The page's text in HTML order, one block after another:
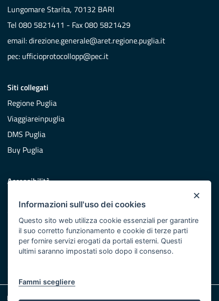
×
Informazioni sull'uso dei cookies
Questo sito web utilizza cookie essenziali per garantire
il suo corretto funzionamento e cookie di terze parti
per fornire servizi erogati da portali esterni. Questi
ultimi saranno impostati solo dopo il consenso.
Fammi scegliere
Lungomare Starita, 70132 BARI
Tel 080 5821411 - Fax 080 5821429
email:direzione.generale@aret.regione.puglia.it
pec: ufficioprotocollopp@pec.it
Siti collegati
Regione Puglia
Viaggiareinpuglia
DMS Puglia
Buy Puglia
Accessibilità
Redazione
Responsabili pubblicazione
Note legali